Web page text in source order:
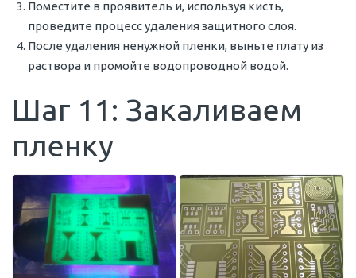
Поместите в проявитель и, используя кисть,
проведите процесс удаления защитного слоя.
После удаления ненужной пленки, выньте плату из
раствора и промойте водопроводной водой.
Шаг 11: Закаливаем
пленку